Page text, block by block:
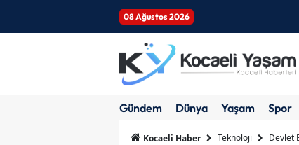
08 Ağustos 2026
Gündem Dünya Yaşam Spor
Kocaeli Haber Teknoloji Devlet